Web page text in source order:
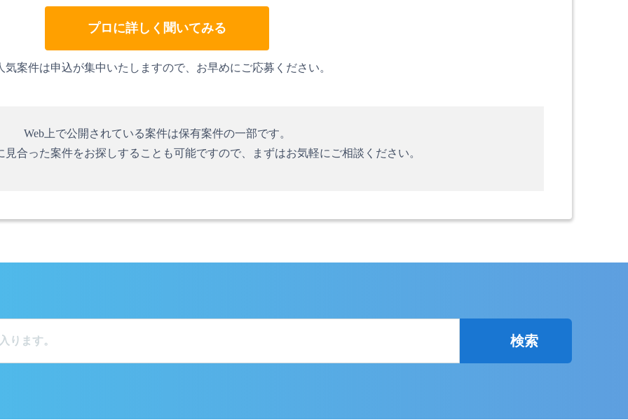
プロに詳しく聞いてみる
案件は申込が集中いたしますので、お早めにご応募ください。
Web上で公開されている案件は保有案件の一部です。
合った案件をお探しすることも可能ですので、まずはお気軽にご相談ください。